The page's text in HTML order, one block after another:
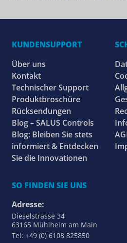
KUNDENSUPPORT
Über uns
Kontakt
Technischer Support
Produktbroschüre
Rücksendungen
Blog – SALUS Controls
Blog: Bleiben Sie stets
informiert & Entdecken
Sie die Innovationen
SO FINDEN SIE UNS
Adresse:
Dieselstrasse 34
63165 Mühlheim am Main
Tel: +49 (0) 6108 825850